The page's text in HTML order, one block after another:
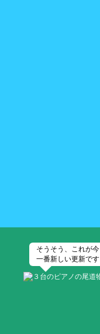
そうそう、これが今
一番新しい更新です